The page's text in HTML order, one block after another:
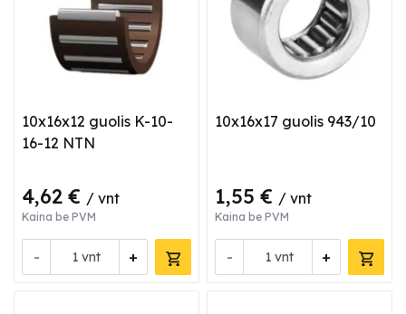
10x16x12 guolis K-10-
16-12 NTN
4,62 € / vnt
Kaina be PVM
- +
vnt
10x16x17 guolis 943/10
1,55 € / vnt
Kaina be PVM
- +
vnt